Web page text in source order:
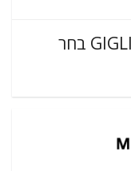
עד 40% קידום ב GIGLIO.com בחר